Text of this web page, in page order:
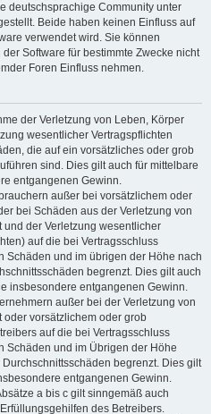
deutschsprachige Community unter
Beide haben keinen Einfluss auf
verwendet wird. Sie können
Software für bestimmte Zwecke nicht
Foren Einfluss nehmen.
der Verletzung von Leben, Körper
wesentlicher Vertragspflichten
die auf ein vorsätzliches oder grob
sind. Dies gilt auch für mittelbare
entgangenen Gewinn.
außer bei vorsätzlichem oder
bei Schäden aus der Verletzung von
der Verletzung wesentlicher
auf die bei Vertragsschluss
Schäden und im übrigen der Höhe nach
begrenzt. Dies gilt auch
insbesondere entgangenen Gewinn.
außer bei der Verletzung von
vorsätzlichem oder grob
auf die bei Vertragsschluss
Schäden und im Übrigen der Höhe
begrenzt. Dies gilt
entgangenen Gewinn.
a bis c gilt sinngemäß auch
des Betreibers.